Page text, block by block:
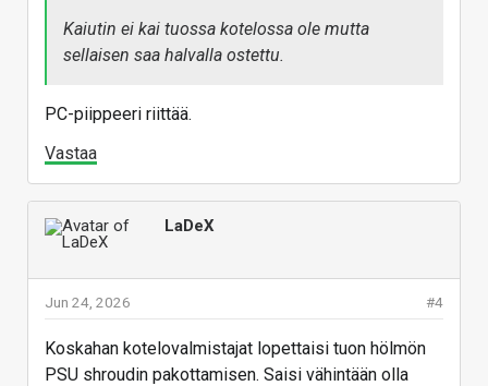
Kaiutin ei kai tuossa kotelossa ole mutta
sellaisen saa halvalla ostettu.
PC-piippeeri riittää.
Vastaa
LaDeX
#4
Jun 24, 2026
Koskahan kotelovalmistajat lopettaisi tuon hölmön
PSU shroudin pakottamisen. Saisi vähintään olla